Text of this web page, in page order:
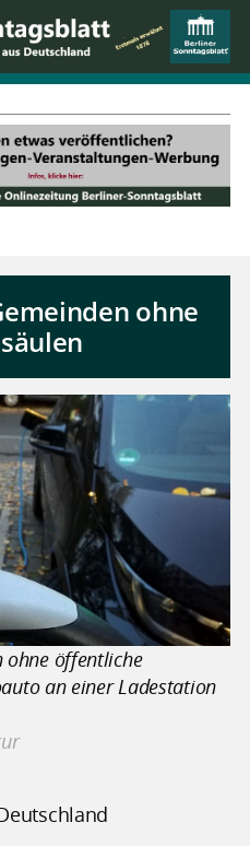
ohne
ohne öffentliche
an einer Ladestation